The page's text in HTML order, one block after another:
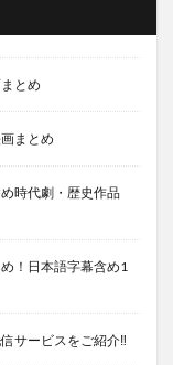
とめ
まとめ
時代劇・歴史作品
！日本語字幕含め1
サービスをご紹介‼